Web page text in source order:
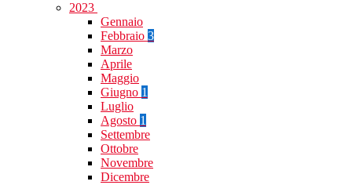
2023
Gennaio
Febbraio 3
Marzo
Aprile
Maggio
Giugno 1
Luglio
Agosto 1
Settembre
Ottobre
Novembre
Dicembre